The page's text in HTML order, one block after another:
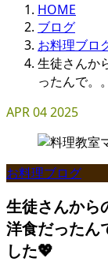
HOME
ブログ
お料理ブロ
生徒さんか
ったんで。
APR042025
お料理ブログ
生徒さんから
洋食だったん
した💖